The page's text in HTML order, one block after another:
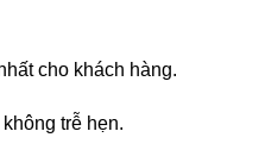
cho khách hàng.
trễ hẹn.